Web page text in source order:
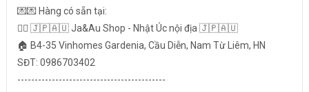
💌💌 Hàng có sẵn tại:
👉🏻 🇯🇵🇦🇺 Ja&Au Shop - Nhật Úc nội địa 🇯🇵🇦🇺
🏠 B4-35 Vinhomes Gardenia, Cầu Diễn, Nam Từ Liêm, HN
SĐT: 0986703402
-------------------------------------------